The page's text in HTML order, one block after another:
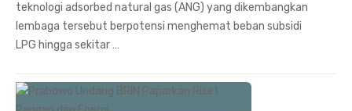
teknologi adsorbed natural gas (ANG) yang dikembangkan
lembaga tersebut berpotensi menghemat beban subsidi
LPG hingga sekitar …